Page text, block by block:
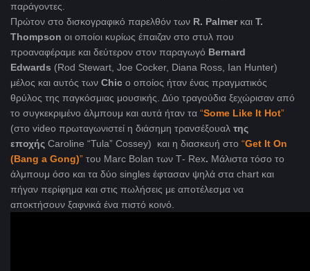
παράγοντες.
Πρώτον στο δισκογραφικό παρελθόν των R. Palmerκαι T.
Thompson οι οποίοι κυρίως έπαιζαν στο στυλ που
προαναφέραμε και δεύτερον στον παραγωγό Bernard
Edwards (Rod Stewart, Joe Cocker, Diana Ross, Ian Hunter)
μέλος και αυτός των Chic ο οποίος ήταν ένας πραγματικός
θρύλος της παγκόσμιας μουσικής. Δύο τραγούδια ξεχώρισαν από
το συγκεκριμένο άλμπουμ και αυτά ήταν τα “Some Like It Hot”
(στο video πρωταγωνιστεί η διάσημη τρανσέξουαλ της
εποχής Caroline “Tula” Cossey) και η διασκευή στο “Get It On
(Bang a Gong)” του Marc Bolan των Τ- Rex. Μάλιστα τόσο το
άλμπουμ όσο και τα δύο singles έφτασαν ψηλά στα chart και
πήγαν περίφημα και στις πωλήσεις με αποτέλεσμα να
αποκτήσουν ξαφνικά ένα πιστό κοινό.